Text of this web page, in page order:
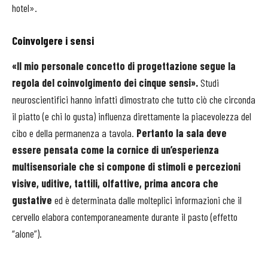
hotel».
Coinvolgere i sensi
«Il mio personale concetto di progettazione segue la
regola del coinvolgimento dei cinque sensi».Studi
neuroscientifici hanno infatti dimostrato che tutto ciò che circonda
il piatto (e chi lo gusta) influenza direttamente la piacevolezza del
cibo e della permanenza a tavola. Pertanto la sala deve
essere pensata come la cornice di un’esperienza
multisensoriale che si compone di stimoli e percezioni
visive, uditive, tattili, olfattive, prima ancora che
gustative ed è determinata dalle molteplici informazioni che il
cervello elabora contemporaneamente durante il pasto (effetto
“alone”).